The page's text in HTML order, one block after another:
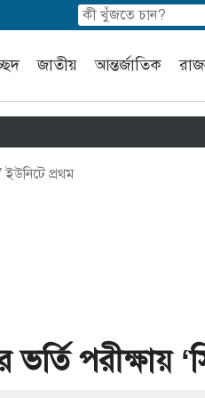
জাতীয় আন্তর্জাতিক
ইউনিটে প্রথম
পরীক্ষায়